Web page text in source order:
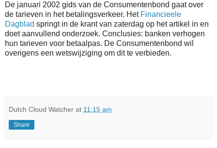
De januari 2002 gids van de Consumentenbond gaat over
de tarieven in het betalingsverkeer. Het Financieele
Dagblad springt in de krant van zaterdag op het artikel in en
doet aanvullend onderzoek. Conclusies: banken verhogen
hun tarieven voor betaalpas. De Consumentenbond wil
overigens een wetswijziging om dit te verbieden.
Dutch Cloud Watcher at 11:15 am
Share